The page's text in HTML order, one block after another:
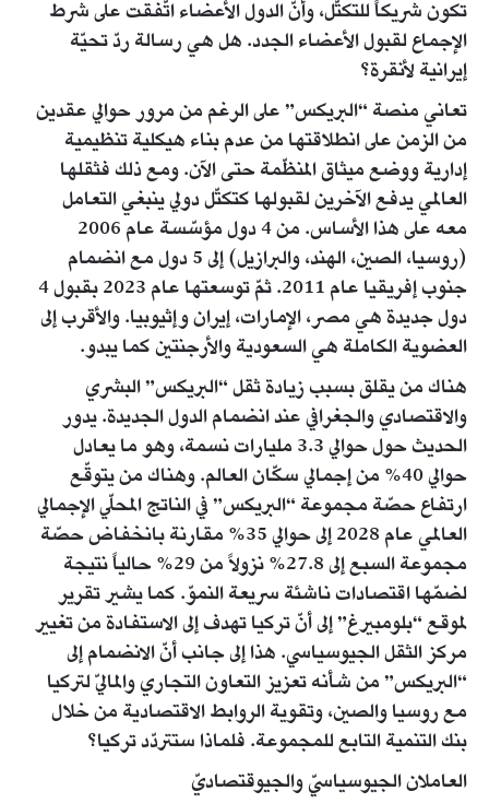
تكون شريكاً للتكتّل، وأنّ الدول الأعضاء اتّفقت على شرط
الإجماع لقبول الأعضاء الجدد. هل هي رسالة ردّ تحيّة
إيرانية لأنقرة؟
تعاني منصة “البريكس” على الرغم من مرور حوالي عقدين
من الزمن على انطلاقتها من عدم بناء هيكلية تنظيمية
إدارية ووضع ميثاق المنظّمة حتى الآن. ومع ذلك فثقلها
العالمي يدفع الآخرين لقبولها كتكتّل دولي ينبغي التعامل
معه على هذا الأساس. من 4 دول مؤسّسة عام 2006
(روسيا، الصين، الهند، والبرازيل) إلى 5 دول مع انضمام
جنوب إفريقيا عام 2011. ثمّ توسعتها عام 2023 بقبول 4
دول جديدة هي مصر، الإمارات، إيران وإثيوبيا. والأقرب إلى
العضوية الكاملة هي السعودية والأرجنتين كما يبدو.
هناك من يقلق بسبب زيادة ثقل “البريكس” البشري
والاقتصادي والجغرافي عند انضمام الدول الجديدة. يدور
الحديث حول حوالي 3.3 مليارات نسمة، وهو ما يعادل
حوالي 40% من إجمالي سكّان العالم. وهناك من يتوقّع
ارتفاع حصّة مجموعة “البريكس” في الناتج المحلّي الإجمالي
العالمي عام 2028 إلى حوالي 35% مقارنة بانخفاض حصّة
مجموعة السبع إلى 27.8% نزولاً من 29% حالياً نتيجة
لضمّها اقتصادات ناشئة سريعة النموّ. كما يشير تقرير
لموقع “بلومبيرغ” إلى أنّ تركيا تهدف إلى الاستفادة من تغيير
مركز الثقل الجيوسياسي. هذا إلى جانب أنّ الانضمام إلى
“البريكس” من شأنه تعزيز التعاون التجاري والماليّ لتركيا
مع روسيا والصين، وتقوية الروابط الاقتصادية من خلال
بنك التنمية التابع للمجموعة. فلماذا ستتردّد تركيا؟
العاملان الجيوسياسيّ والجيوقتصاديّ